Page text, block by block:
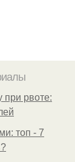
при рвоте:
топ - 7